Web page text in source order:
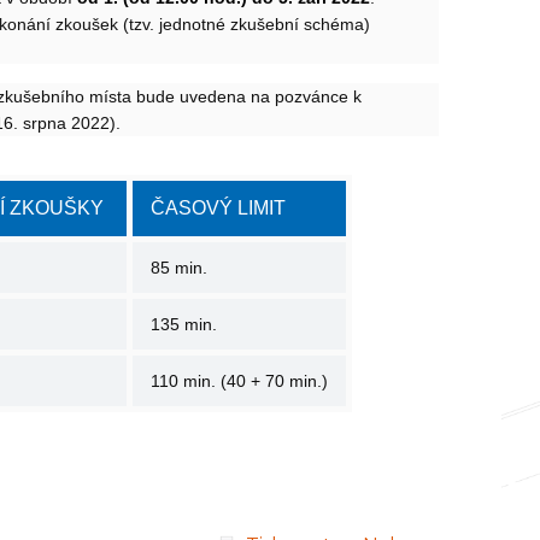
zkoušek (tzv. jednotné zkušební schéma)
místa bude uvedena na pozvánce k
srpna 2022).
ZKOUŠKY ČASOVÝ LIMIT
85 min.
135 min.
110 min. (40 + 70 min.)